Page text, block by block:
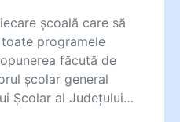
școală care să
programele
făcută de
școlar general
Școlar al Județului…